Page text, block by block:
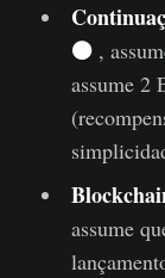
🟠,
assume 2
assume